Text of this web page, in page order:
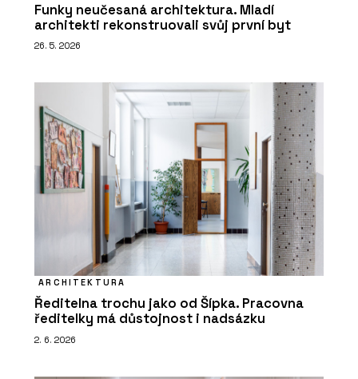
Funky neučesaná architektura. Mladí
architekti rekonstruovali svůj první byt
26. 5. 2026
ARCHITEKTURA
Ředitelna trochu jako od Šípka. Pracovna
ředitelky má důstojnost i nadsázku
2. 6. 2026